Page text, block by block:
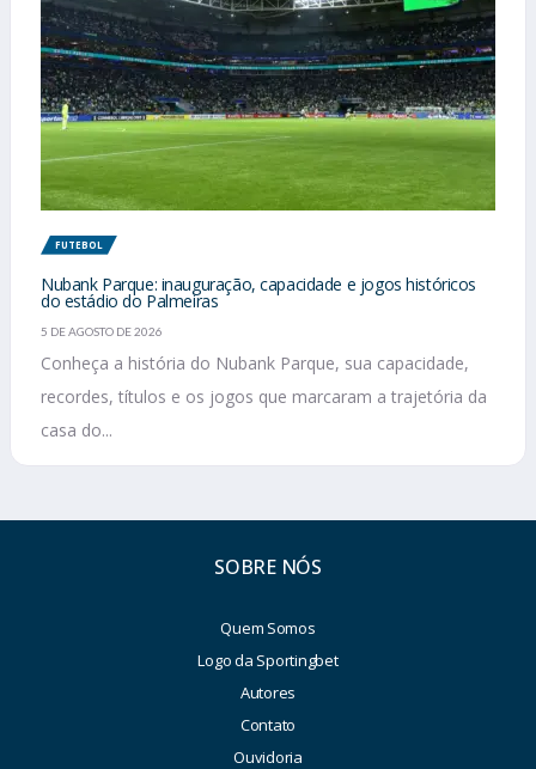
FUTEBOL
Nubank Parque: inauguração, capacidade e jogos históricos
do estádio do Palmeiras
5 DE AGOSTO DE 2026
Conheça a história do Nubank Parque, sua capacidade,
recordes, títulos e os jogos que marcaram a trajetória da
casa do...
SOBRE NÓS
Quem Somos
Logo da Sportingbet
Autores
Contato
Ouvidoria